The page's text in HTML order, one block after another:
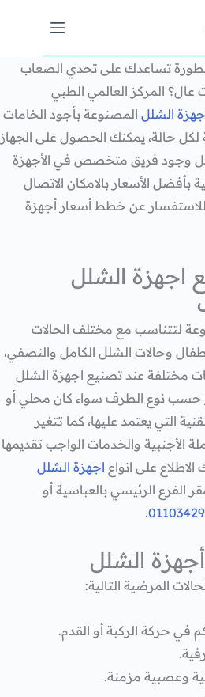
تساعدك على تحدي الصعاب
عال؟ المركز العالمي الطبي
الشلل المصنوعة بأجود الخامات
لكل حالة، يمكنك الحصول على الجهاز
وجود فريق متخصص في الأجهزة
بأفضل الأسعار بالامكان الاتصال
للاستفسار عن خطط أسعار أجهزة
الشلل
لتتناسب مع مختلف الحالات
وحالات الشلل الكامل والنصفي،
مختلفة عند تصنيع اجهزة الشلل
حسب نوع الطرف سواء كان محلي أو
التي يعتمد عليها، كما تتغير
الأجنبية والخدمات الواجب تقديمها
على انواع اجهزة الشلل
الفرع الرئيسي بالعباسية أو
.
الشلل
المرضية التالية:
في حركة الركبة أو القدم.
وعصبية مزمنة.